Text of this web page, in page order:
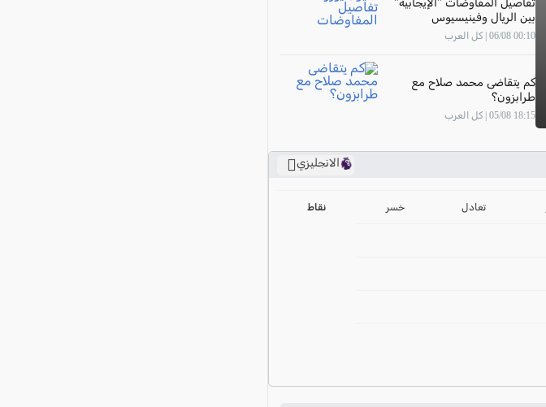
بين الريال وفينيسيوس
00:10 06/08 | كل العرب
كم يتقاضى محمد صلاح مع
طرابزون؟
18:15 05/08 | كل العرب
الانجليزي
2024-2025
ترتيب الدوري الايطالي
تعادل خسر نقاط